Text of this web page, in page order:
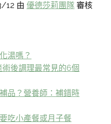
12 由 優德莎莉團隊 審核
湯嗎？
後調理最常見的6個
品？營養師：補錯時
吃小產餐或月子餐